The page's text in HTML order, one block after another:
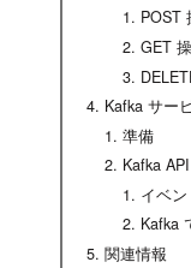
POST
GET
Kafka サー
準備
Kafka
イベ
Kafka
関連情報